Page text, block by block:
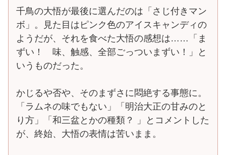
千鳥の大悟が最後に選んだのは「さじ付きマン
ボ」。見た目はピンク色のアイスキャンディの
ようだが、それを食べた大悟の感想は……「ま
ずい！ 味、触感、全部ごっついまずい！」と
いうものだった。
かじるや否や、そのまずさに悶絶する事態に。
「ラムネの味でもない」「明治大正の甘みのと
り方」「和三盆とかの種類？ 」とコメントした
が、終始、大悟の表情は苦いまま。